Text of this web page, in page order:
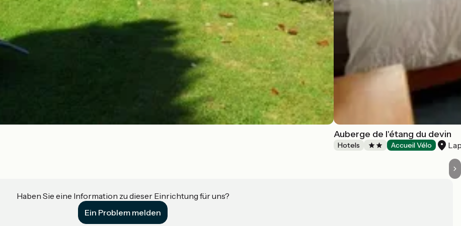
Auberge de l'étang du devin
Hotels Accueil Vélo
Haben Sie eine Information zu dieser Einrichtung für uns?
Ein Problem melden